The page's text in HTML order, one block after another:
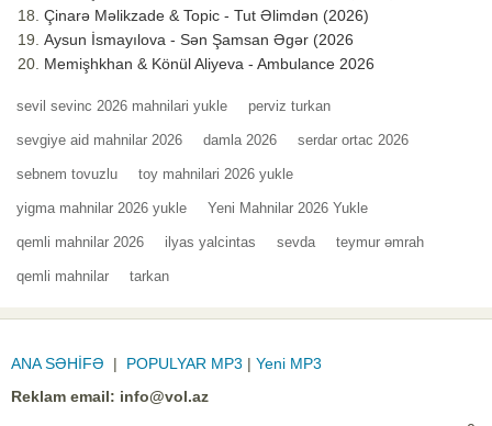
Çinarə Məlikzade & Topic - Tut Əlimdən (2026)
Aysun İsmayılova - Sən Şamsan Əgər (2026
Memişhkhan & Könül Aliyeva - Ambulance 2026
sevil sevinc 2026 mahnilari yukle perviz turkan
sevgiye aid mahnilar 2026 damla 2026 serdar ortac 2026
sebnem tovuzlu toy mahnilari 2026 yukle
yigma mahnilar 2026 yukle Yeni Mahnilar 2026 Yukle
qemli mahnilar 2026 ilyas yalcintas sevda teymur əmrah
qemli mahnilar tarkan
ANA SƏHİFƏ | POPULYAR MP3 | Yeni MP3
Reklam email: info@vol.az